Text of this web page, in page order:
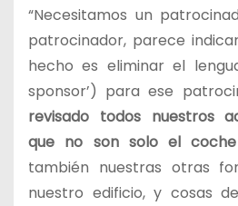
“Necesitamos un
patrocinador, parece
hecho es eliminar el
sponsor’) para ese
revisado todos nuestros
que no son solo el
también nuestras otras
nuestro edificio, y cosas